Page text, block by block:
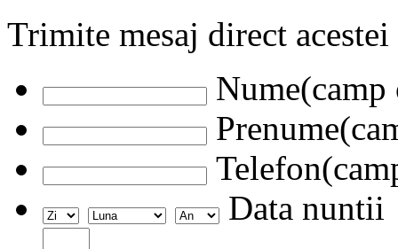
Trimite mesaj direct
Data nuntii